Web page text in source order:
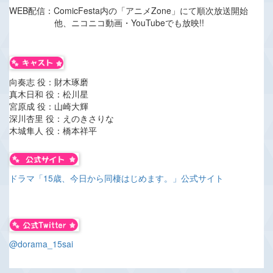
WEB配信：ComicFesta内の「アニメZone」にて順次放送開始
他、ニコニコ動画・YouTubeでも放映!!
向奏志 役：財木琢磨
真木日和 役：松川星
宮原成 役：山崎大輝
深川杏里 役：えのきさりな
木城隼人 役：橋本祥平
ドラマ「15歳、今日から同棲はじめます。」公式サイト
@dorama_15sai